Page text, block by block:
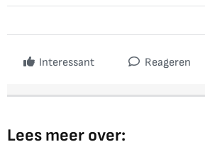
Interessant Reageren
Lees meer over: